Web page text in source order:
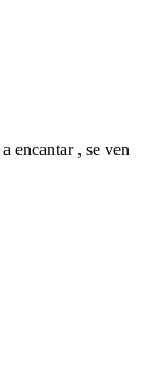
encantar , se ven